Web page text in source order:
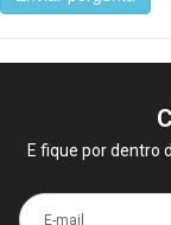
E fique por dentro
E-mail